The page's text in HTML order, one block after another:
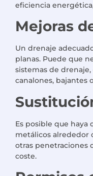
eficiencia
Mejoras
Un drenaje
planas. Puede que
sistemas de
canalones, bajantes
Es posible que haya
metálicos alrededor
otras penetraciones
coste.